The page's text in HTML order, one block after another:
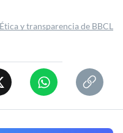
Ética y transparencia de BBCL